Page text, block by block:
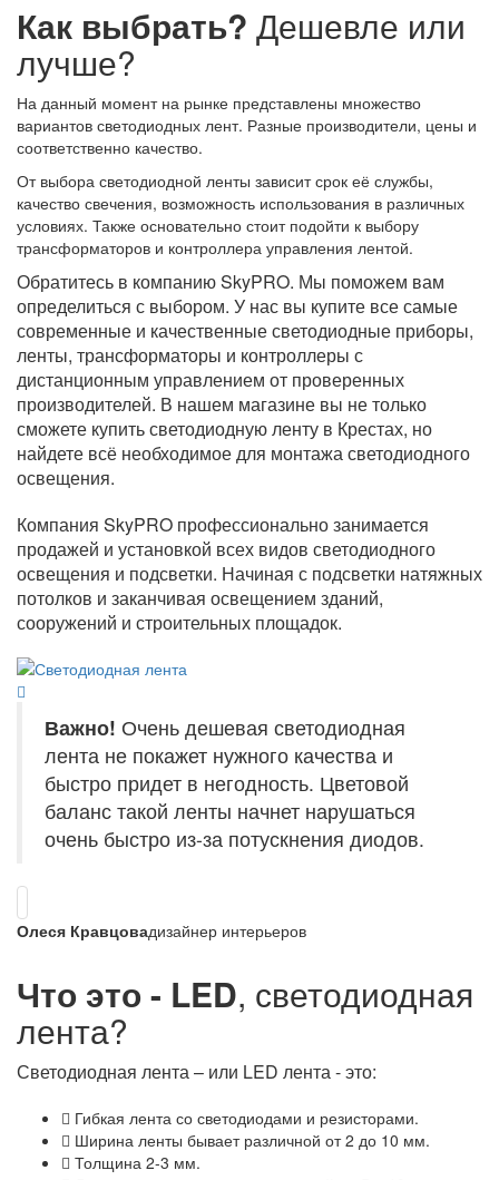
Как выбрать? Дешевле или
лучше?
На данный момент на рынке представлены множество
вариантов светодиодных лент. Разные производители, цены и
соответственно качество.
От выбора светодиодной ленты зависит срок её службы,
качество свечения, возможность использования в различных
условиях. Также основательно стоит подойти к выбору
трансформаторов и контроллера управления лентой.
Обратитесь в компанию SkyPRO. Мы поможем вам
определиться с выбором. У нас вы купите все самые
современные и качественные светодиодные приборы,
ленты, трансформаторы и контроллеры с
дистанционным управлением от проверенных
производителей. В нашем магазине вы не только
сможете купить светодиодную ленту в Крестах, но
найдете всё необходимое для монтажа светодиодного
освещения.
Компания SkyPRO профессионально занимается
продажей и установкой всех видов светодиодного
освещения и подсветки. Начиная с подсветки натяжных
потолков и заканчивая освещением зданий,
сооружений и строительных площадок.
Важно! Очень дешевая светодиодная
лента не покажет нужного качества и
быстро придет в негодность. Цветовой
баланс такой ленты начнет нарушаться
очень быстро из-за потускнения диодов.
Олеся Кравцовадизайнер интерьеров
Что это - LED, светодиодная
лента?
Светодиодная лента – или LED лента - это:
Гибкая лента со светодиодами и резисторами.
Ширина ленты бывает различной от 2 до 10 мм.
Толщина 2-3 мм.